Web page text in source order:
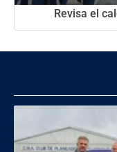
Revisa el